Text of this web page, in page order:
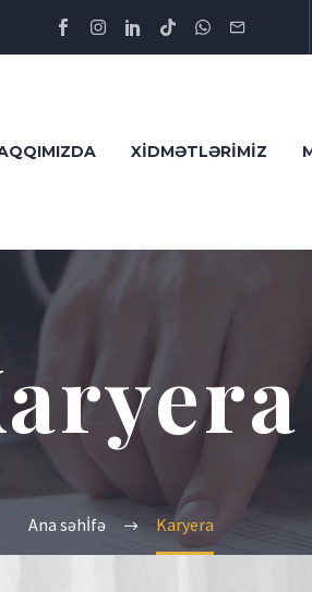
XIDMƏTLƏRIMIZ
Ana səhİfə Karyera